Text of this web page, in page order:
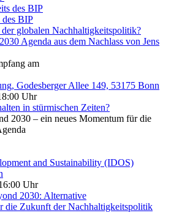
des BIP
globalen Nachhaltigkeitspolitik?
Agenda aus dem Nachlass von Jens
am
Godesberger Allee 149, 53175 Bonn
Uhr
in stürmischen Zeiten?
2030 – ein neues Momentum für die
and Sustainability (IDOS)
Uhr
2030: Alternative
die Zukunft der Nachhaltigkeitspolitik